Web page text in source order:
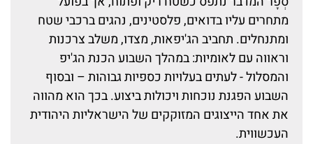
מתחרים עליו בדואים, פלסטינים, נהגים ברכבי שטח
ומתנחלים. תחביב הג'יפאות, מצדו, משלב צרכנות
וראווה עם לאומיות: במהלך השבוע הכנת הג'יפ
והמסלול - לעתים בעלויות כספיות גבוהות – ובסוף
השבוע הפגנת נוכחות ויכולות ביצוע. בכך הוא מהווה
את אחד הייצוגים המזוקקים של הישראליות היהודית
העכשווית.